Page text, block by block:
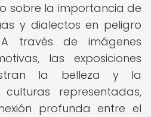
sobre la importancia de
y dialectos en peligro
través de imágenes
las exposiciones
la belleza y la
representadas,
profunda entre el